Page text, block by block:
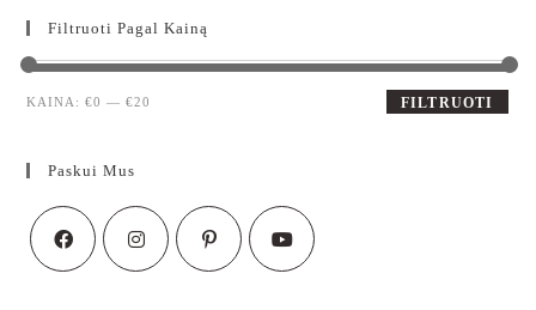
Filtruoti Pagal Kainą
FILTRUOTI
KAINA:€0 —€20
Paskui Mus